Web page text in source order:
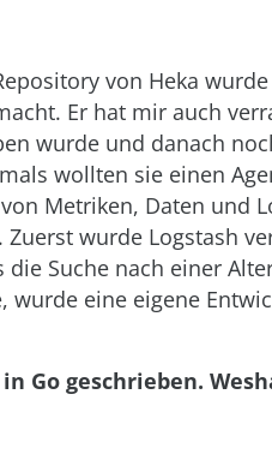
von Heka
Er hat mir auch
wurde und danach
wollten sie einen
Metriken, Daten und
wurde Logstash
Suche nach einer
wurde eine eigene
Go geschrieben.